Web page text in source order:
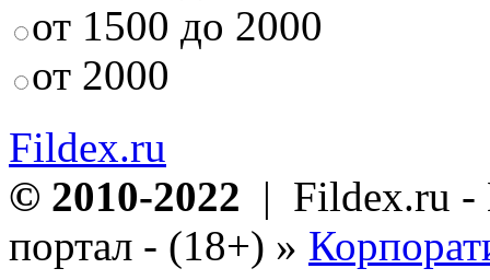
от 1500 до 2000
от 2000
Fildex.ru
© 2010-2022 | Fildex.ru -
портал - (18+) »